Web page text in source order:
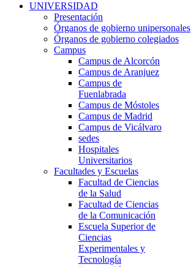
UNIVERSIDAD
Presentación
Órganos de gobierno unipersonales
Órganos de gobierno colegiados
Campus
Campus de Alcorcón
Campus de Aranjuez
Campus de
Fuenlabrada
Campus de Móstoles
Campus de Madrid
Campus de Vicálvaro
sedes
Hospitales
Universitarios
Facultades y Escuelas
Facultad de Ciencias
de la Salud
Facultad de Ciencias
de la Comunicación
Escuela Superior de
Ciencias
Experimentales y
Tecnología